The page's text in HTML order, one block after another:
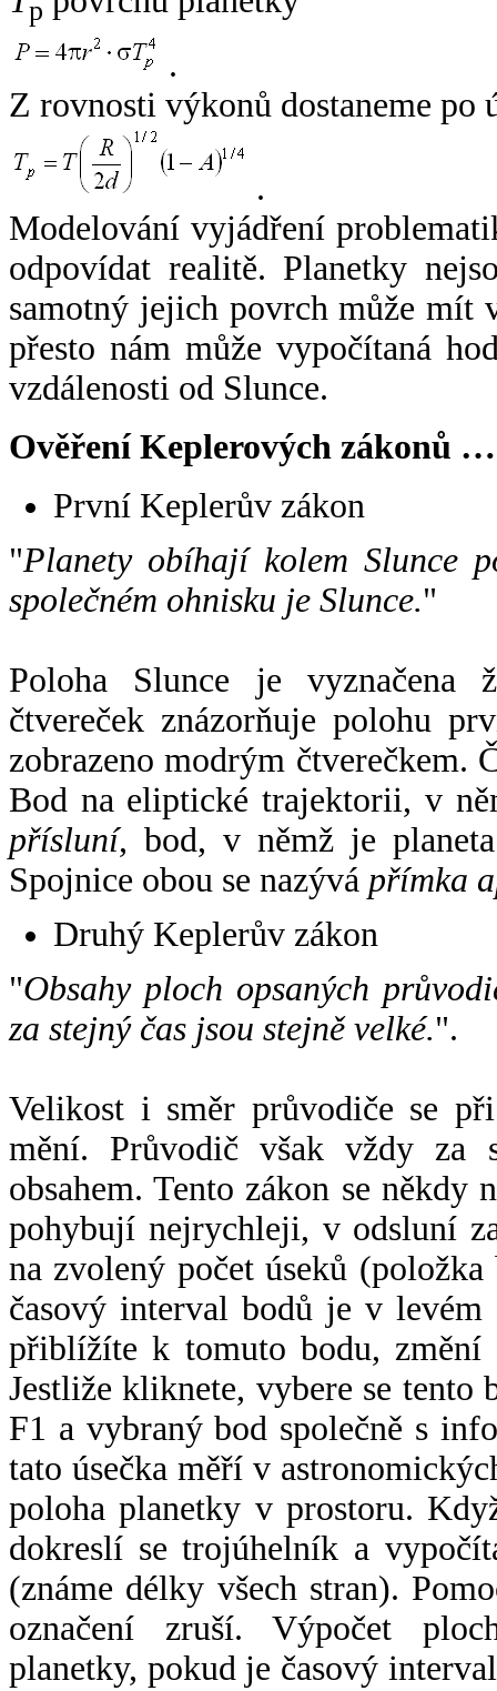
p
.
Z rovnosti výkonů dostaneme po
.
Modelování vyjádření
odpovídat realitě. Planetky
samotný jejich povrch může mít
přesto nám může vypočítaná
vzdálenosti od Slunce.
Ověření Keplerových zákonů …
První Keplerův zákon
"Planety obíhají kolem Slunce
společném ohnisku je Slunce."
Poloha Slunce je vyznačena
čtvereček znázorňuje polohu
zobrazeno modrým čtverečkem.
Bod na eliptické trajektorii, v
přísluní, bod, v němž je
Spojnice obou se nazývá přímka
Druhý Keplerův zákon
"Obsahy ploch opsaných
za stejný čas jsou stejně velké.".
Velikost i směr průvodiče se
mění. Průvodič však vždy za
obsahem. Tento zákon se někdy
pohybují nejrychleji, v odsluní
na zvolený počet úseků
časový interval bodů je v
přiblížíte k tomuto bodu,
Jestliže kliknete, vybere se tento
F1 a vybraný bod společně s
tato úsečka měří v
poloha planetky v prostoru.
dokreslí se trojúhelník a
(známe délky všech stran).
označení zruší. Výpočet
planetky, pokud je časový